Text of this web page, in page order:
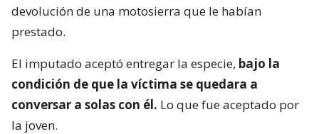
devolución de una motosierra que le habían
prestado.
El imputado aceptó entregar la especie, bajo la
condición de que la víctima se quedara a
conversar a solas con él. Lo que fue aceptado por
la joven.